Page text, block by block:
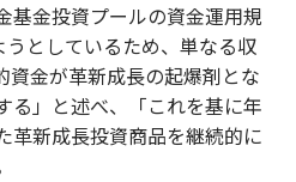
基金投資プールの資金運用規
としているため、単なる収
資金が革新成長の起爆剤とな
る」と述べ、「これを基に年
革新成長投資商品を継続的に